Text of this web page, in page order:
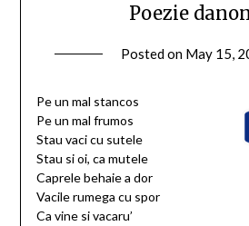
Poezie
Posted on May 15,
Pe un mal stancos
Pe un mal frumos
Stau vaci cu sutele
Stau si oi, ca mutele
Caprele behaie a dor
Vacile rumega cu spor
Ca vine si vacaru’